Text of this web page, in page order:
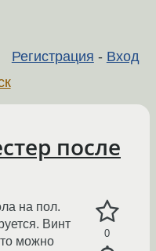
Регистрация - Вход
после
0
на пол.
Винт
можно